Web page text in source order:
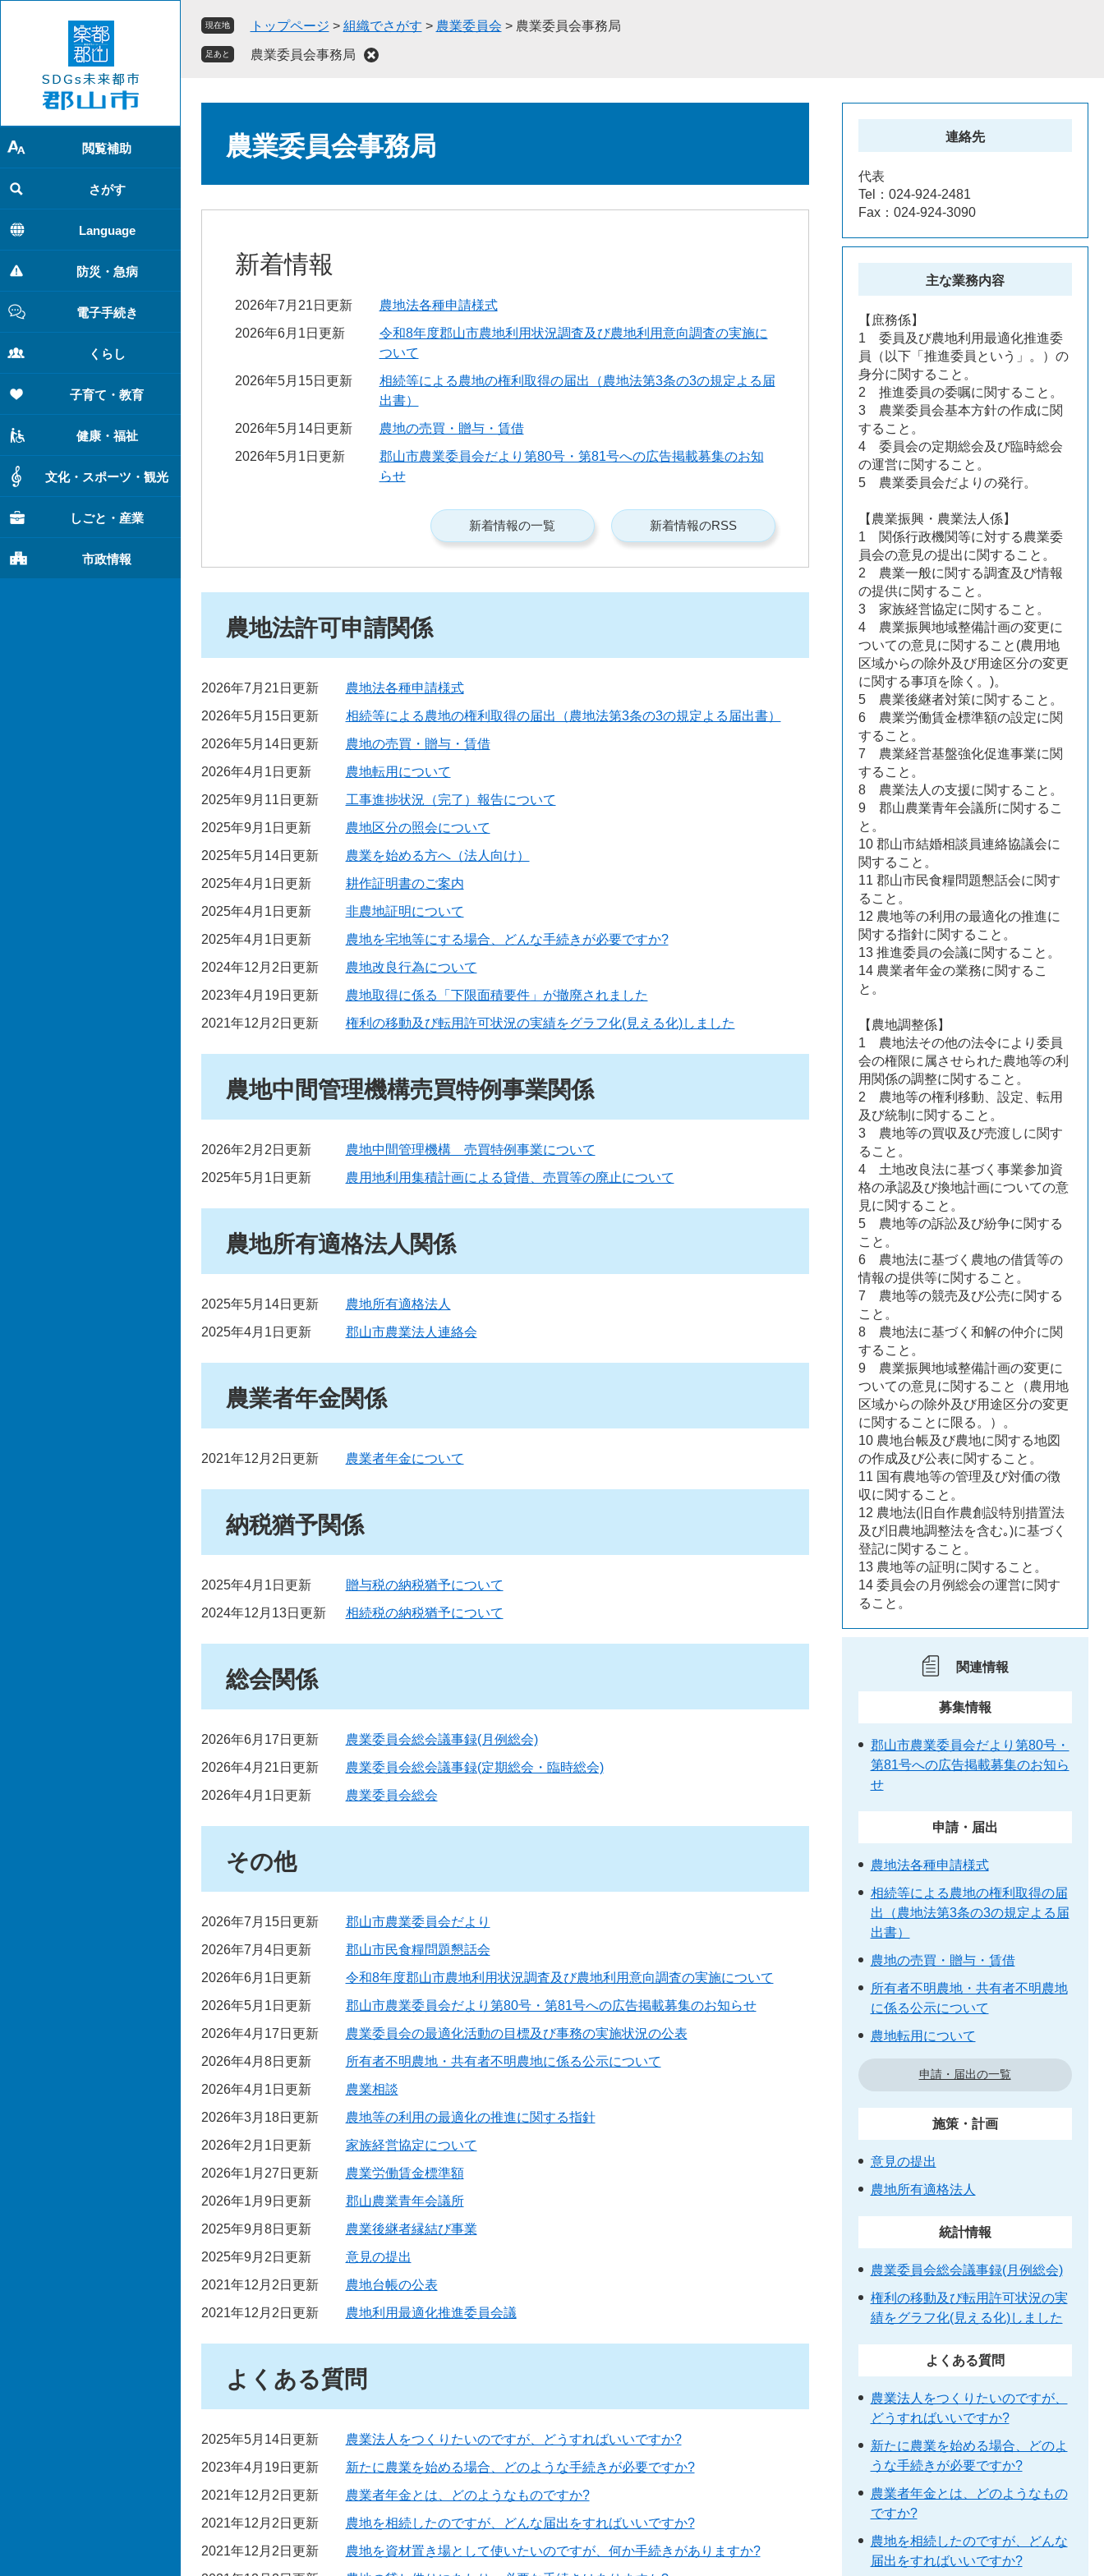
で
す
。
ば
し
て
本
文
へ
閲覧補助
さがす
Language
防災・急病
電子手続き
くらし
子育て・教育
健康・福祉
文化・スポーツ・観光
しごと・産業
市政情報
現在地 トップページ > 組織でさがす > 農業委員会 > 農業委員会事務局
足あと 農業委員会事務局
農業委員会事務局
新着情報
2026年7月21日更新
農地法各種申請様式
2026年6月1日更新
令和8年度郡山市農地利用状況調査及び農地利用意向調査の実施に
ついて
2026年5月15日更新
相続等による農地の権利取得の届出（農地法第3条の3の規定よる届
出書）
2026年5月14日更新
農地の売買・贈与・賃借
2026年5月1日更新
郡山市農業委員会だより第80号・第81号への広告掲載募集のお知
らせ
新着情報の一覧 新着情報のRSS
農地法許可申請関係
2026年7月21日更新
農地法各種申請様式
2026年5月15日更新
相続等による農地の権利取得の届出（農地法第3条の3の規定よる届出書）
2026年5月14日更新
農地の売買・贈与・賃借
2026年4月1日更新
農地転用について
2025年9月11日更新
工事進捗状況（完了）報告について
2025年9月1日更新
農地区分の照会について
2025年5月14日更新
農業を始める方へ（法人向け）
2025年4月1日更新
耕作証明書のご案内
2025年4月1日更新
非農地証明について
2025年4月1日更新
農地を宅地等にする場合、どんな手続きが必要ですか?
2024年12月2日更新
農地改良行為について
2023年4月19日更新
農地取得に係る「下限面積要件」が撤廃されました
2021年12月2日更新
権利の移動及び転用許可状況の実績をグラフ化(見える化)しました
農地中間管理機構売買特例事業関係
2026年2月2日更新
農地中間管理機構 売買特例事業について
2025年5月1日更新
農用地利用集積計画による貸借、売買等の廃止について
農地所有適格法人関係
2025年5月14日更新
農地所有適格法人
2025年4月1日更新
郡山市農業法人連絡会
農業者年金関係
2021年12月2日更新 農業者年金について
納税猶予関係
2025年4月1日更新
贈与税の納税猶予について
2024年12月13日更新
相続税の納税猶予について
総会関係
2026年6月17日更新
農業委員会総会議事録(月例総会)
2026年4月21日更新
農業委員会総会議事録(定期総会・臨時総会)
2026年4月1日更新
農業委員会総会
その他
2026年7月15日更新
郡山市農業委員会だより
2026年7月4日更新
郡山市民食糧問題懇話会
2026年6月1日更新
令和8年度郡山市農地利用状況調査及び農地利用意向調査の実施について
2026年5月1日更新
郡山市農業委員会だより第80号・第81号への広告掲載募集のお知らせ
2026年4月17日更新
農業委員会の最適化活動の目標及び事務の実施状況の公表
2026年4月8日更新
所有者不明農地・共有者不明農地に係る公示について
2026年4月1日更新
農業相談
2026年3月18日更新
農地等の利用の最適化の推進に関する指針
2026年2月1日更新
家族経営協定について
2026年1月27日更新
農業労働賃金標準額
2026年1月9日更新
郡山農業青年会議所
2025年9月8日更新
農業後継者縁結び事業
2025年9月2日更新
意見の提出
2021年12月2日更新
農地台帳の公表
2021年12月2日更新
農地利用最適化推進委員会議
よくある質問
2025年5月14日更新
農業法人をつくりたいのですが、どうすればいいですか?
2023年4月19日更新
新たに農業を始める場合、どのような手続きが必要ですか?
2021年12月2日更新
農業者年金とは、どのようなものですか?
2021年12月2日更新
農地を相続したのですが、どんな届出をすればいいですか?
2021年12月2日更新
農地を資材置き場として使いたいのですが、何か手続きがありますか?
連絡先
代表
Tel：024-924-2481
Fax：024-924-3090
主な業務内容
【庶務係】
1 委員及び農地利用最適化推進委
員（以下「推進委員という」。）の
身分に関すること。
2 推進委員の委嘱に関すること。
3 農業委員会基本方針の作成に関
すること。
4 委員会の定期総会及び臨時総会
の運営に関すること。
5 農業委員会だよりの発行。
【農業振興・農業法人係】
1 関係行政機関等に対する農業委
員会の意見の提出に関すること。
2 農業一般に関する調査及び情報
の提供に関すること。
3 家族経営協定に関すること。
4 農業振興地域整備計画の変更に
ついての意見に関すること(農用地
区域からの除外及び用途区分の変更
に関する事項を除く。)。
5 農業後継者対策に関すること。
6 農業労働賃金標準額の設定に関
すること。
7 農業経営基盤強化促進事業に関
すること。
8 農業法人の支援に関すること。
9 郡山農業青年会議所に関するこ
と。
10 郡山市結婚相談員連絡協議会に
関すること。
11 郡山市民食糧問題懇話会に関す
ること。
12 農地等の利用の最適化の推進に
関する指針に関すること。
13 推進委員の会議に関すること。
14 農業者年金の業務に関するこ
と。
【農地調整係】
1 農地法その他の法令により委員
会の権限に属させられた農地等の利
用関係の調整に関すること。
2 農地等の権利移動、設定、転用
及び統制に関すること。
3 農地等の買収及び売渡しに関す
ること。
4 土地改良法に基づく事業参加資
格の承認及び換地計画についての意
見に関すること。
5 農地等の訴訟及び紛争に関する
こと。
6 農地法に基づく農地の借賃等の
情報の提供等に関すること。
7 農地等の競売及び公売に関する
こと。
8 農地法に基づく和解の仲介に関
すること。
9 農業振興地域整備計画の変更に
ついての意見に関すること（農用地
区域からの除外及び用途区分の変更
に関することに限る。）。
10 農地台帳及び農地に関する地図
の作成及び公表に関すること。
11 国有農地等の管理及び対価の徴
収に関すること。
12 農地法(旧自作農創設特別措置法
及び旧農地調整法を含む｡)に基づく
登記に関すること。
13 農地等の証明に関すること。
14 委員会の月例総会の運営に関す
ること。
関連情報
募集情報
郡山市農業委員会だより第80号・
第81号への広告掲載募集のお知ら
せ
申請・届出
農地法各種申請様式
相続等による農地の権利取得の届
出（農地法第3条の3の規定よる届
出書）
農地の売買・贈与・賃借
所有者不明農地・共有者不明農地
に係る公示について
農地転用について
申請・届出の一覧
施策・計画
意見の提出
農地所有適格法人
統計情報
農業委員会総会議事録(月例総会)
権利の移動及び転用許可状況の実
績をグラフ化(見える化)しました
よくある質問
農業法人をつくりたいのですが、
どうすればいいですか?
新たに農業を始める場合、どのよ
うな手続きが必要ですか?
農業者年金とは、どのようなもの
ですか?
農地を相続したのですが、どんな
届出をすればいいですか?